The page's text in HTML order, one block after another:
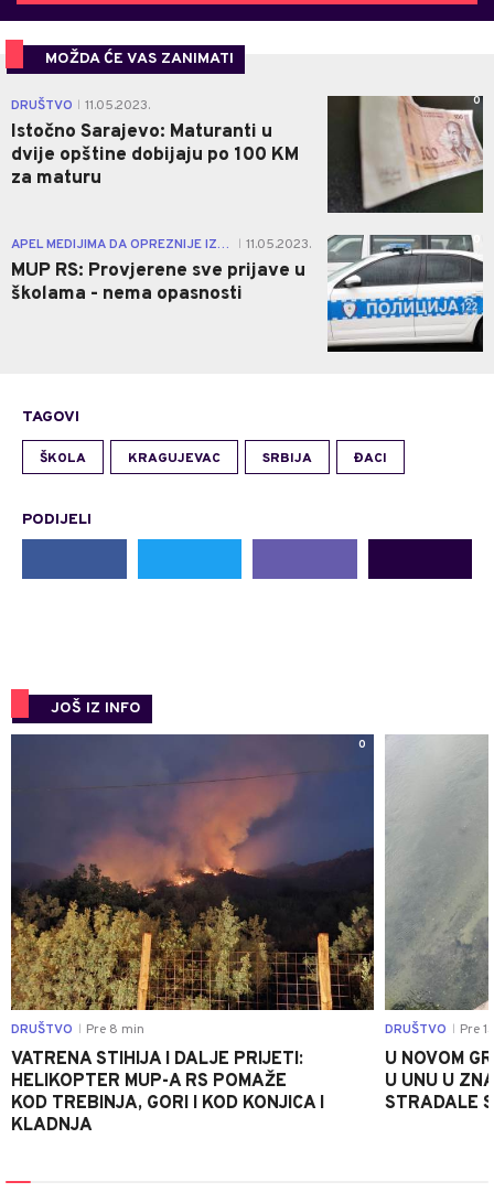
MOŽDA ĆE VAS ZANIMATI
DRUŠTVO 11.05.2023.
Istočno Sarajevo: Maturanti u
dvije opštine dobijaju po 100 KM
za maturu
0
APEL MEDIJIMA DA OPREZNIJE IZVJEŠTAVAJU 11.05.2023.
MUP RS: Provjerene sve prijave u
školama - nema opasnosti
TAGOVI
ŠKOLA KRAGUJEVAC SRBIJA ĐACI
PODIJELI
JOŠ IZ INFO
0
DRUŠTVO Pre 8 min
VATRENA STIHIJA I DALJE PRIJETI:
HELIKOPTER MUP-A RS POMAŽE
KOD TREBINJA, GORI I KOD KONJICA I
KLADNJA
DRUŠTVO Pre
U NOVOM
U UNU U
STRADALE